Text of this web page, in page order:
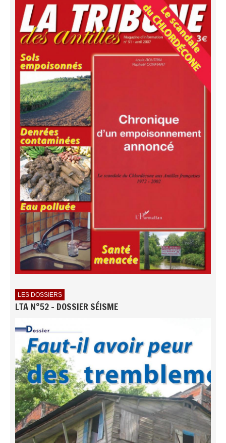
LES DOSSIERS
LTA N°52 - DOSSIER SÉISME